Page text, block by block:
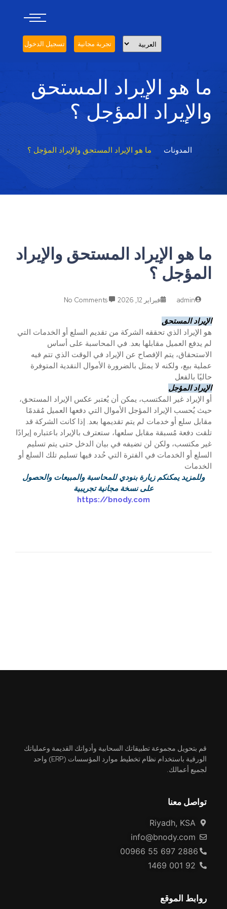
تجربة مجانية تسجيل الدخول
ما هو الإيراد المستحق
والإيراد المؤجل ؟
المدونات ما هو الإيراد المستحق والإيراد المؤجل ؟
ما هو الإيراد المستحق والإيراد
المؤجل ؟
admin فبراير 12, 2026
الإيراد المستحق
هو الإيراد الذي تحققه الشركة من تقديم السلع أو الخدمات التي
لم يدفع العميل مقابلها بعد. في المحاسبة على أساس
الاستحقاق، يتم الإفصاح عن الإيراد في الوقت الذي تتم فيه
عملية بيع، ولكنه لا يمثل بالضرورة الأموال النقدية المتوفرة
حاليًا بالفعل
الإيراد المؤجل
أو الإيراد غير المكتسب، يمكن أن يُعتبر عكس الإيراد المستحق،
حيث يُحسب الإيراد المؤجل الأموال التي دفعها العميل مُقدمًا
مقابل سلع أو خدمات لم يتم تقديمها بعد. إذا كانت الشركة قد
تلقت دفعة مُسبقة مقابل سلعها، ستعترف بالإيراد باعتباره إيرادًا
غير مكتسب، ولكن لن تضيفه في بيان الدخل حتى يتم تسليم
السلع أو الخدمات في الفترة التي حُدد فيها تسليم تلك السلع أو
الخدمات
وللمزيد يمكنكم زيارة بنودي للمحاسبة والمبيعات والحصول
على نسخة مجانية تجريبية
https://bnody.com
قم بتحويل مجموعة تطبيقاتك السحابية وأدواتك القديمة وعملياتك
الورقية باستخدام نظام تخطيط موارد المؤسسات (ERP) واحد
لجميع أعمالك.
تواصل معنا
Riyadh, KSA
info@bnody.com
00966 55 697 2886
92 001 1469
روابط الموقع